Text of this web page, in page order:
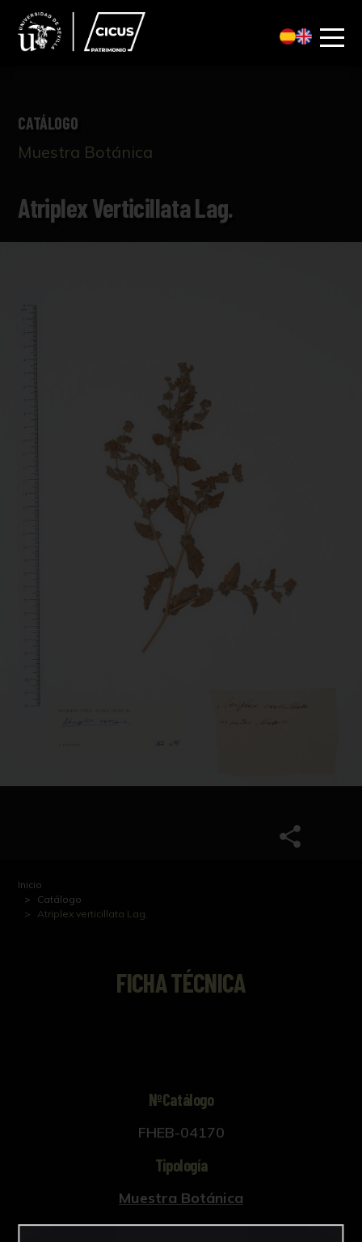
CATÁLOGO
Muestra Botánica
Atriplex Verticillata Lag.
Inicio
Catálogo
Atriplex verticillata Lag.
FICHA TÉCNICA
NºCatálogo
FHEB-04170
Tipología
Muestra Botánica
Cronología